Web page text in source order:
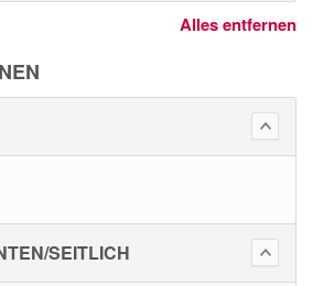
Alles entfernen
SEITLICH